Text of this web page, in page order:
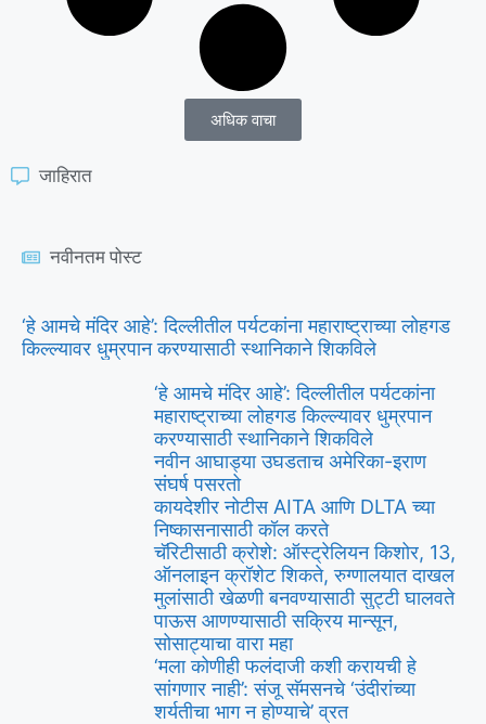
अधिक वाचा
जाहिरात
नवीनतम पोस्ट
‘हे आमचे मंदिर आहे’: दिल्लीतील पर्यटकांना महाराष्ट्राच्या लोहगड
किल्ल्यावर धुम्रपान करण्यासाठी स्थानिकाने शिकविले
‘हे आमचे मंदिर आहे’: दिल्लीतील पर्यटकांना
महाराष्ट्राच्या लोहगड किल्ल्यावर धुम्रपान
करण्यासाठी स्थानिकाने शिकविले
नवीन आघाड्या उघडताच अमेरिका-इराण
संघर्ष पसरतो
कायदेशीर नोटीस AITA आणि DLTA च्या
निष्कासनासाठी कॉल करते
चॅरिटीसाठी क्रोशे: ऑस्ट्रेलियन किशोर, 13,
ऑनलाइन क्रॉशेट शिकते, रुग्णालयात दाखल
मुलांसाठी खेळणी बनवण्यासाठी सुट्टी घालवते
पाऊस आणण्यासाठी सक्रिय मान्सून,
सोसाट्याचा वारा महा
‘मला कोणीही फलंदाजी कशी करायची हे
सांगणार नाही’: संजू सॅमसनचे ‘उंदीरांच्या
शर्यतीचा भाग न होण्याचे’ व्रत